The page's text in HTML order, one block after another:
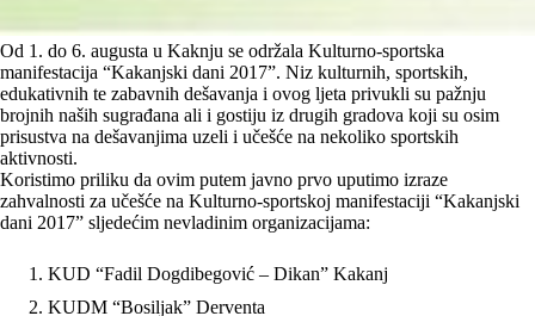
Od 1. do 6. augusta u Kaknju se održala Kulturno-sportska
manifestacija “Kakanjski dani 2017”. Niz kulturnih, sportskih,
edukativnih te zabavnih dešavanja i ovog ljeta privukli su pažnju
brojnih naših sugrađana ali i gostiju iz drugih gradova koji su osim
prisustva na dešavanjima uzeli i učešće na nekoliko sportskih
aktivnosti.
Koristimo priliku da ovim putem javno prvo uputimo izraze
zahvalnosti za učešće na Kulturno-sportskoj manifestaciji “Kakanjski
dani 2017” sljedećim nevladinim organizacijama:
KUD “Fadil Dogdibegović – Dikan” Kakanj
KUDM “Bosiljak” Derventa